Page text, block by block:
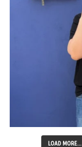
LOAD MORE...